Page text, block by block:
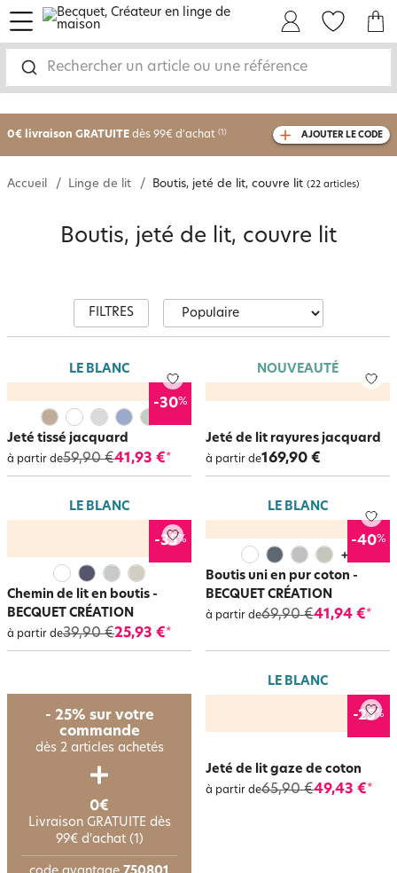
Rechercher un article ou une référence
menu
-25% sur votre commandedès 2 articles
0€ livraison GRATUITE dès 99€ d'achat (1)
avec le code 750801
AJOUTER LE CODE
Accueil Linge de lit Boutis, jeté de lit, couvre lit (22 articles)
Boutis, jeté de lit, couvre lit
FILTRES
LE BLANC
-30%
Jeté tissé jacquard
à partir de59,90 €41,93 €*
NOUVEAUTÉ
Jeté de lit rayures jacquard
à partir de169,90 €
LE BLANC
-35%
Chemin de lit en boutis -
BECQUET CRÉATION
à partir de39,90 €25,93 €*
LE BLANC
-40%
+
Boutis uni en pur coton -
BECQUET CRÉATION
à partir de69,90 €41,94 €*
LE BLANC
-25%
Jeté de lit gaze de coton
à partir de65,90 €49,43 €*
- 25% sur votre
commande
dès 2 articles achetés
0€
Livraison GRATUITE dès
99€ d'achat (1)